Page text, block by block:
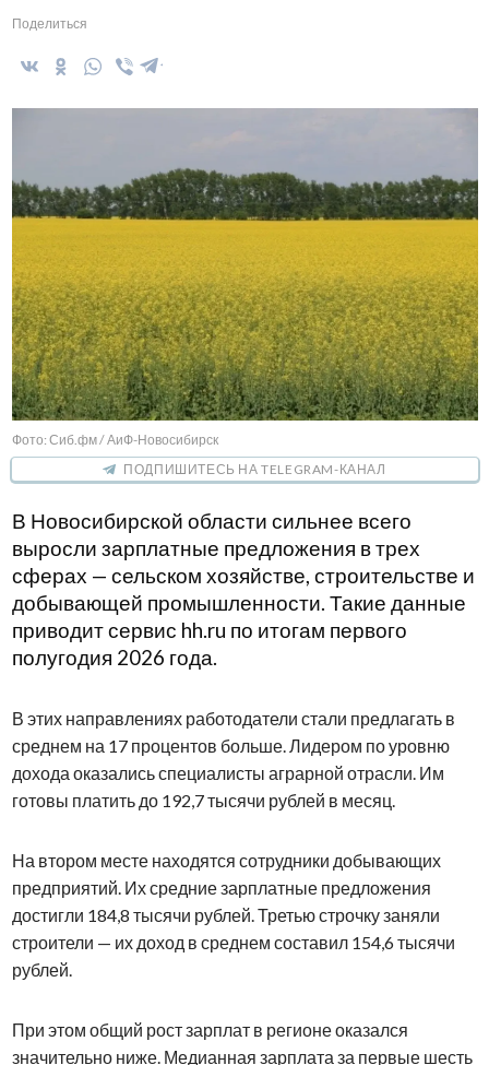
Поделиться
Фото: Сиб.фм / АиФ-Новосибирск
ПОДПИШИТЕСЬ НА TELEGRAM-КАНАЛ
В Новосибирской области сильнее всего
выросли зарплатные предложения в трех
сферах — сельском хозяйстве, строительстве и
добывающей промышленности. Такие данные
приводит сервис hh.ru по итогам первого
полугодия 2026 года.
В этих направлениях работодатели стали предлагать в
среднем на 17 процентов больше. Лидером по уровню
дохода оказались специалисты аграрной отрасли. Им
готовы платить до 192,7 тысячи рублей в месяц.
На втором месте находятся сотрудники добывающих
предприятий. Их средние зарплатные предложения
достигли 184,8 тысячи рублей. Третью строчку заняли
строители — их доход в среднем составил 154,6 тысячи
рублей.
При этом общий рост зарплат в регионе оказался
значительно ниже. Медианная зарплата за первые шесть